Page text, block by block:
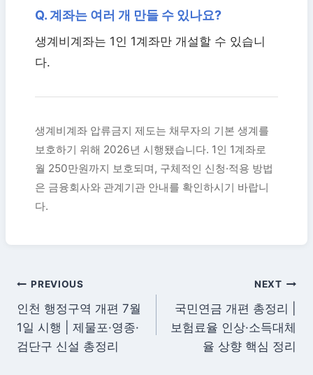
Q. 계좌는 여러 개 만들 수 있나요?
생계비계좌는 1인 1계좌만 개설할 수 있습니
다.
생계비계좌 압류금지 제도는 채무자의 기본 생계를
보호하기 위해 2026년 시행됐습니다. 1인 1계좌로
월 250만원까지 보호되며, 구체적인 신청·적용 방법
은 금융회사와 관계기관 안내를 확인하시기 바랍니
다.
글
탐
색
PREVIOUS
인천 행정구역 개편 7월
1일 시행 | 제물포·영종·
검단구 신설 총정리
NEXT
국민연금 개편 총정리 |
보험료율 인상·소득대체
율 상향 핵심 정리